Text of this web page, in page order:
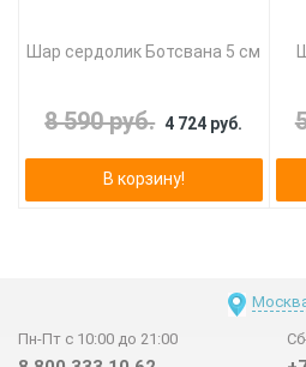
Шар сердолик Ботсвана 5 см
8 590 руб. 4 724 руб.
В корзину!
Пн-Пт с 10:00 до 21:00